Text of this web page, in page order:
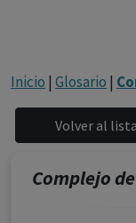
Inicio | Glosario |
Complejo